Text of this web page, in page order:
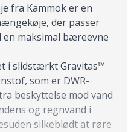
fra Kammok er en
der passer
maksimal bæreevne
i slidstærkt Gravitas™
som er DWR-
beskyttelse mod vand
og regnvand i
silkeblødt at røre